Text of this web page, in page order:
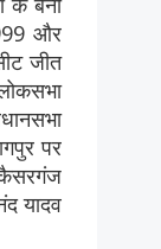
और
जीत
पर
यादव